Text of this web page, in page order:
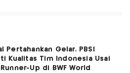
Pertahankan Gelar, PBSI
Kualitas Tim Indonesia Usai
Up di BWF World